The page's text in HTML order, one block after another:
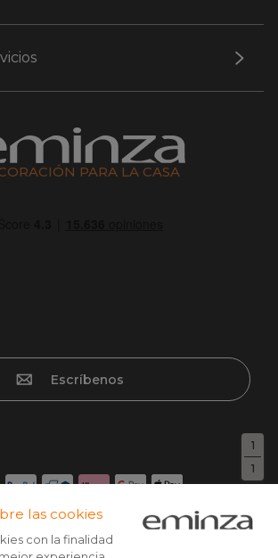
1
1
PARA LA CASA
Escríbenos
Paypal, Transferencia bancaria, Klarna x3
Google/Apple pay